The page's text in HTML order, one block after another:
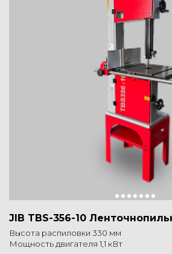
JIB TBS-356-10
Высота распиловки 330 мм
Мощность двигателя 1,1 кВт